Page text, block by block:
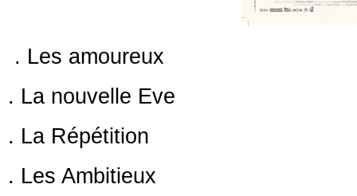
. Les amoureux
. La nouvelle Eve
. La Répétition
. Les Ambitieux